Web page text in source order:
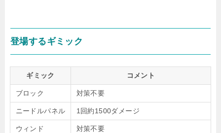
登場するギミック
ギミック コメント
ブロック 対策不要
ニードルパネル 1回約1500ダメージ
ウィンド 対策不要